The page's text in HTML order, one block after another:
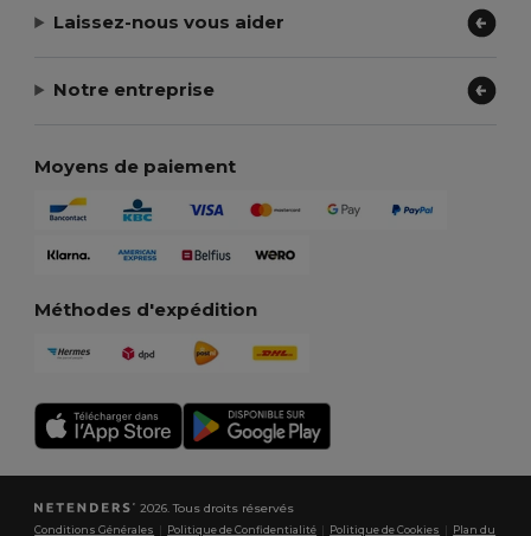
Laissez-nous vous aider
Notre entreprise
Moyens de paiement
Méthodes d'expédition
2026. Tous droits réservés
Conditions Générales Politique de Confidentialité Politique de Cookies Plan du